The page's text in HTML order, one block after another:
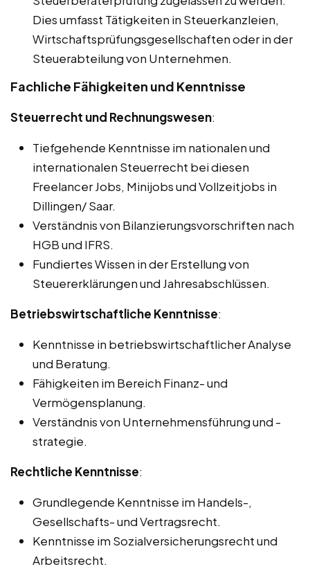
Dies umfasst Tätigkeiten in Steuerkanzleien,
Wirtschaftsprüfungsgesellschaften oder in der
Steuerabteilung von Unternehmen.
Fachliche Fähigkeiten und Kenntnisse
Steuerrecht und Rechnungswesen:
Tiefgehende Kenntnisse im nationalen und
internationalen Steuerrecht bei diesen
Freelancer Jobs, Minijobs und Vollzeitjobs in
Dillingen/ Saar.
Verständnis von Bilanzierungsvorschriften nach
HGB und IFRS.
Fundiertes Wissen in der Erstellung von
Steuererklärungen und Jahresabschlüssen.
Betriebswirtschaftliche Kenntnisse:
Kenntnisse in betriebswirtschaftlicher Analyse
und Beratung.
Fähigkeiten im Bereich Finanz- und
Vermögensplanung.
Verständnis von Unternehmensführung und -
strategie.
Rechtliche Kenntnisse:
Grundlegende Kenntnisse im Handels-,
Gesellschafts- und Vertragsrecht.
Kenntnisse im Sozialversicherungsrecht und
Arbeitsrecht.